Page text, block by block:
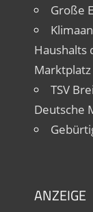
Große
Haushalts
Marktplatz
TSV
Deutsche
ANZEIGE